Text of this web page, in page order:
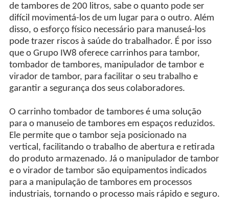
de tambores de 200 litros, sabe o quanto pode ser
difícil movimentá-los de um lugar para o outro. Além
disso, o esforço físico necessário para manuseá-los
pode trazer riscos à saúde do trabalhador. É por isso
que o Grupo IW8 oferece carrinhos para tambor,
tombador de tambores, manipulador de tambor e
virador de tambor, para facilitar o seu trabalho e
garantir a segurança dos seus colaboradores.
O carrinho tombador de tambores é uma solução
para o manuseio de tambores em espaços reduzidos.
Ele permite que o tambor seja posicionado na
vertical, facilitando o trabalho de abertura e retirada
do produto armazenado. Já o manipulador de tambor
e o virador de tambor são equipamentos indicados
para a manipulação de tambores em processos
industriais, tornando o processo mais rápido e seguro.